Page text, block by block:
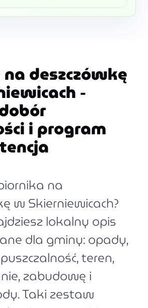
deszczówkę
-
i program
na
w Skierniewicach?
lokalny opis
dla gminy: opady,
teren,
zabudowę i
Taki zestaw